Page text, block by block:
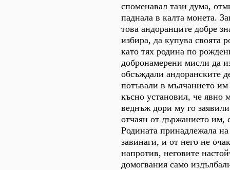
споменавал тази дума,
паднала в калта монета.
това андоранците добре
избира, да купува своята
като тях родина по
добронамерени мисли да
обсъждали андоранските
потъвали в мълчанието
късно установил, че явно
веднъж дори му го
отчаян от държанието им,
Родината принадлежала
завинаги, и от него не
напротив, неговите
домогвания само